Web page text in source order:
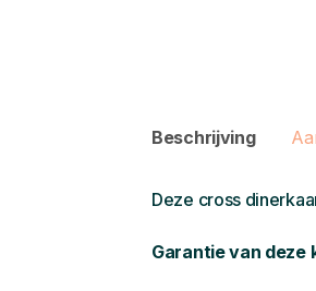
Beschrijving
Deze cross
Garantie van deze